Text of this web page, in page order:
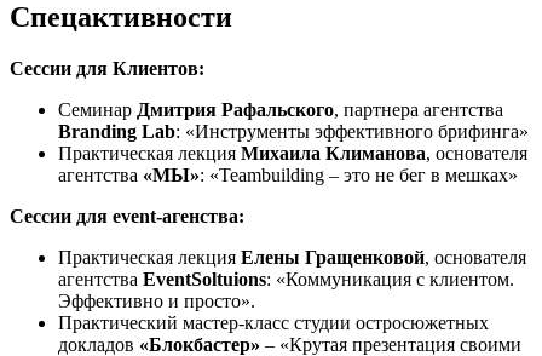
Спецактивности
Сессии для Клиентов:
Семинар Дмитрия Рафальского, партнера агентства
Branding Lab: «Инструменты эффективного брифинга»
Практическая лекция Михаила Климанова, основателя
агентства «МЫ»: «Teambuilding – это не бег в мешках»
Сессии для event-агенства:
Практическая лекция Елены Гращенковой, основателя
агентства EventSoltuions: «Коммуникация с клиентом.
Эффективно и просто».
Практический мастер-класс студии остросюжетных
докладов «Блокбастер» – «Крутая презентация своими